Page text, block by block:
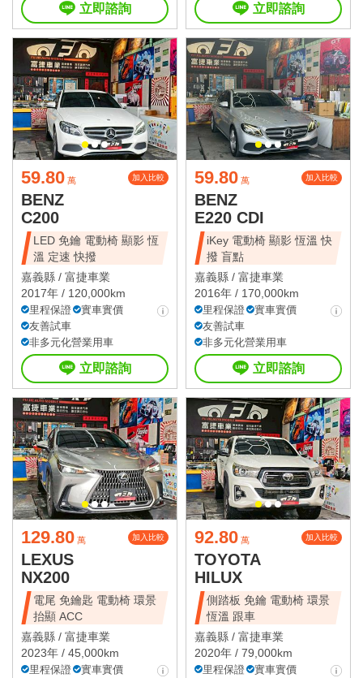
立即諮詢 立即諮詢
59.80 萬 加入比較
BENZ
C200
LED 免鑰 電動椅 顯影 恆
溫 定速 快撥
嘉義縣 / 富捷車業
2017年 / 120,000km
里程保證
實車實價
友善試車
非多元化營業用車
立即諮詢
59.80 萬 加入比較
BENZ
E220 CDI
iKey 電動椅 顯影 恆溫 快
撥 盲點
嘉義縣 / 富捷車業
2016年 / 170,000km
里程保證
實車實價
友善試車
非多元化營業用車
立即諮詢
129.80 萬 加入比較
LEXUS
NX200
電尾 免鑰匙 電動椅 環景
抬顯 ACC
嘉義縣 / 富捷車業
2023年 / 45,000km
里程保證
實車實價
92.80 萬 加入比較
TOYOTA
HILUX
側踏板 免鑰 電動椅 環景
恆溫 跟車
嘉義縣 / 富捷車業
2020年 / 79,000km
里程保證
實車實價